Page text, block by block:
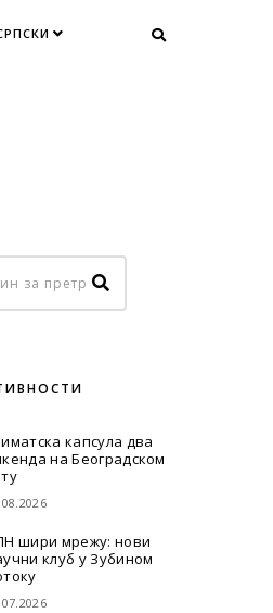
капсула два
на Београдском
шири мрежу: нови
клуб у Зубином